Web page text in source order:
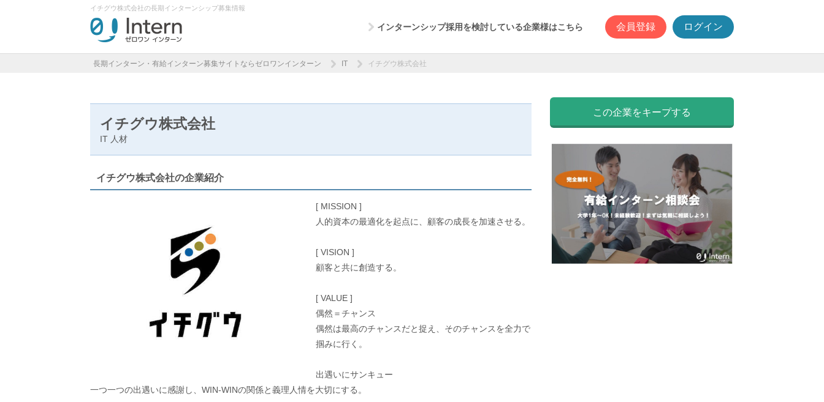
イチグウ株式会社の長期インターンシップ募集情報
インターンシップ採用を検討している企業様はこちら 会員登録 ログイン
長期インターン・有給インターン募集サイトならゼロワンインターン IT イチグウ株式会社
イチグウ株式会社
IT 人材
イチグウ株式会社の企業紹介
[ MISSION ]
人的資本の最適化を起点に、顧客の成長を加速させる。
[ VISION ]
顧客と共に創造する。
[ VALUE ]
偶然＝チャンス
偶然は最高のチャンスだと捉え、そのチャンスを全力で
掴みに行く。
出遇いにサンキュー
一つ一つの出遇いに感謝し、WIN-WINの関係と義理人情を大切にする。
この企業をキープする